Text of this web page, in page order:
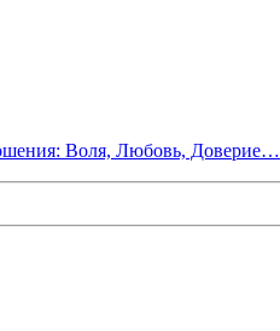
Воля, Любовь, Доверие…